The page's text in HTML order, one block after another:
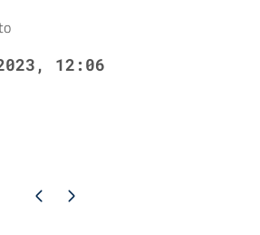
12:06
Pagina precedente
Pagina successiva